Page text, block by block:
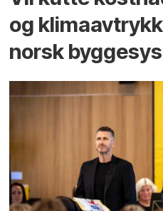
og
norsk